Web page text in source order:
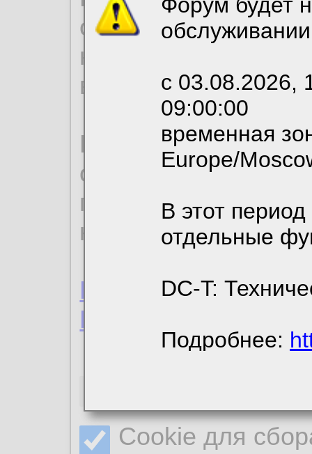
с 03.08.2026,
09:00:00
временная
Europe/
В этот
отдельные
DC-T:
Подробнее:
согласие на
необходимых для
вы можете
По
ознакомиться с
пользовательским
Пользовательское
Политика
Cookie для